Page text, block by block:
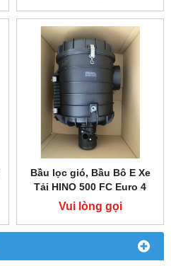
Bầu lọc gió, Bầu Bô E Xe
Tải HINO 500 FC Euro 4
Vui lòng gọi